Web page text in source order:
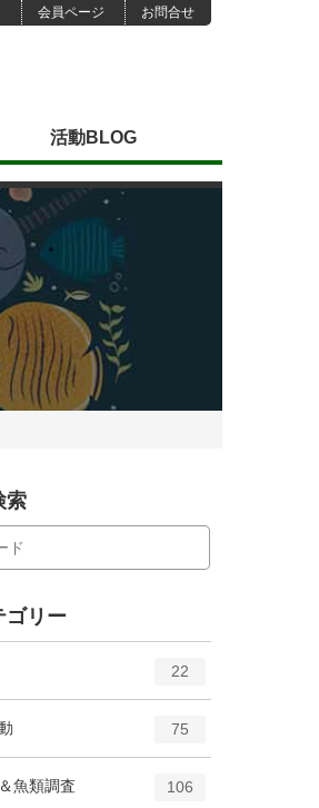
会員ページ お問合せ
活動BLOG
索
ゴリー
22
エ
リ
75
件
魚類調査エ
106
件